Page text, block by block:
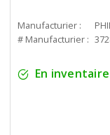
Manufacturier :
# Manufacturier :
En inventaire